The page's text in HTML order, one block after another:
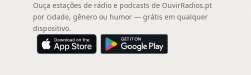
Ouça estações de rádio e podcasts de OuvirRadios.pt
por cidade, gênero ou humor — grátis em qualquer
dispositivo.